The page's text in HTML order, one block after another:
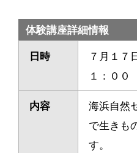
体験講座詳細情報
日時
７月１７
１：００
内容
海浜自然
で生きも
す。